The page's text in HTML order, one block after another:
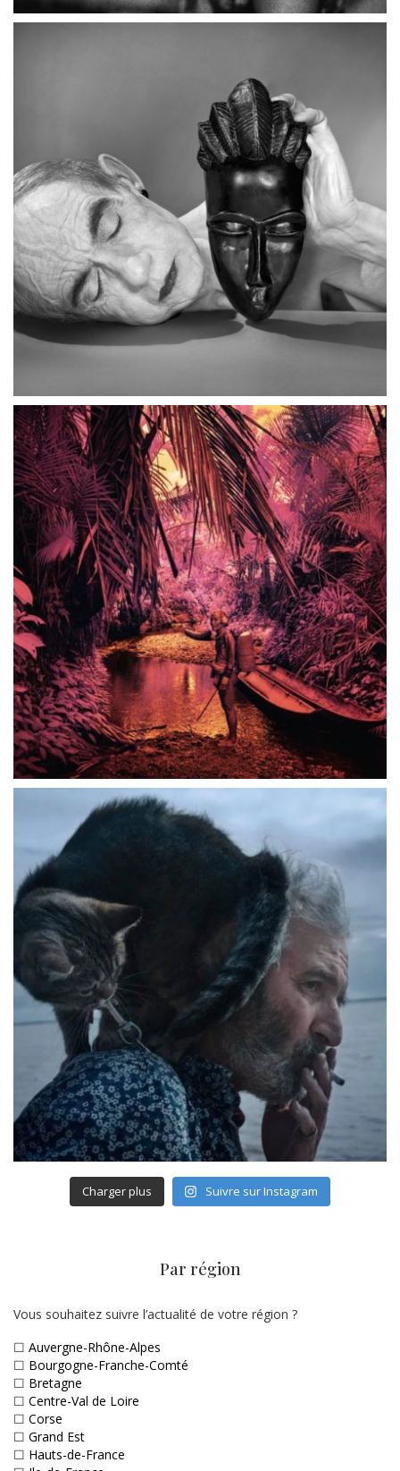
Charger plus Suivre sur Instagram
Par région
Vous souhaitez suivre l’actualité de votre région ?
☐ Auvergne-Rhône-Alpes
☐ Bourgogne-Franche-Comté
☐ Bretagne
☐ Centre-Val de Loire
☐ Corse
☐ Grand Est
☐ Hauts-de-France